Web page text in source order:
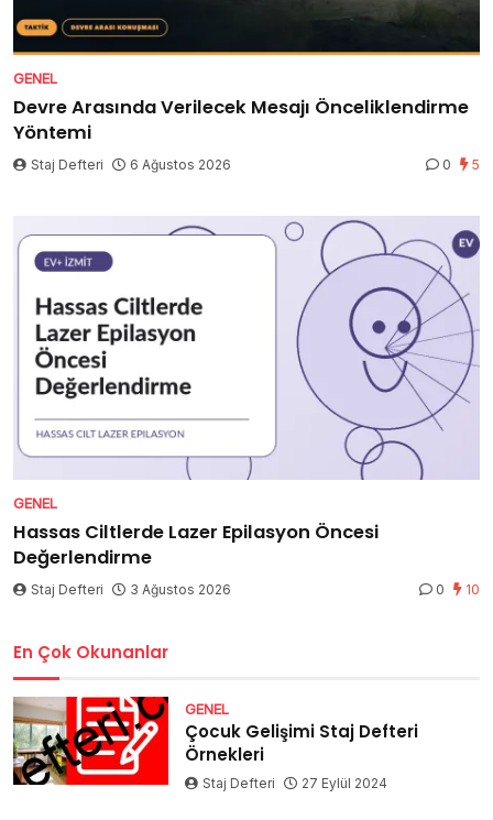
GENEL
Devre Arasında Verilecek Mesajı Önceliklendirme
Yöntemi
Staj Defteri 6 Ağustos 2026 0 5
GENEL
Hassas Ciltlerde Lazer Epilasyon Öncesi
Değerlendirme
Staj Defteri 3 Ağustos 2026 0 10
En Çok Okunanlar
GENEL
Çocuk Gelişimi Staj Defteri
Örnekleri
Staj Defteri 27 Eylül 2024